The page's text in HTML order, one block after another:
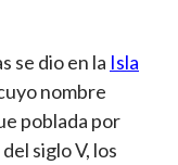
se dio en la Isla
nombre
poblada por
siglo V, los